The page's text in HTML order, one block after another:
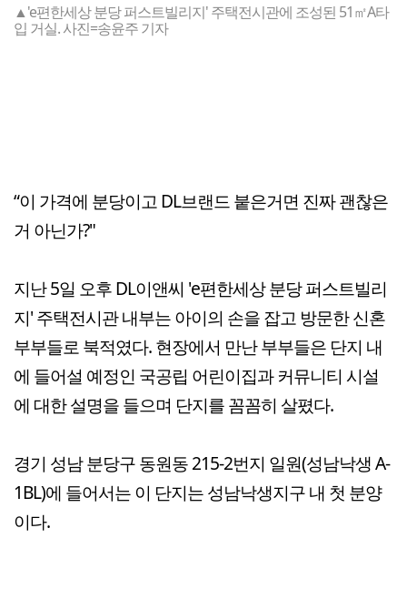
▲'e편한세상 분당 퍼스트빌리지' 주택전시관에 조성된 51㎡A타
입 거실. 사진=송윤주 기자
“이 가격에 분당이고 DL브랜드 붙은거면 진짜 괜찮은
거 아닌가?"
지난 5일 오후 DL이앤씨 'e편한세상 분당 퍼스트빌리
지' 주택전시관 내부는 아이의 손을 잡고 방문한 신혼
부부들로 북적였다. 현장에서 만난 부부들은 단지 내
에 들어설 예정인 국공립 어린이집과 커뮤니티 시설
에 대한 설명을 들으며 단지를 꼼꼼히 살폈다.
경기 성남 분당구 동원동 215-2번지 일원(성남낙생 A-
1BL)에 들어서는 이 단지는 성남낙생지구 내 첫 분양
이다.